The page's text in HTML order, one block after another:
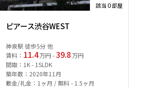
該当 0部屋
ピアース渋谷WEST
神泉駅 徒歩5分 他
賃料： 11.4万円 -39.8 万円
間取：1K - 1SLDK
築年数：2020年11月
敷金/礼金：1ヶ月 / 無料 - 1.5ヶ月